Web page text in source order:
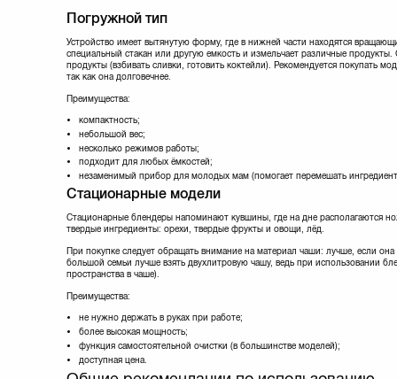
Погружной тип
Устройство имеет вытянутую форму, где в нижней части находятся
специальный стакан или другую емкость и измельчает различные
продукты (взбивать сливки, готовить коктейли). Рекомендуется покупать
так как она долговечнее.
Преимущества:
компактность;
небольшой вес;
несколько режимов работы;
подходит для любых ёмкостей;
незаменимый прибор для молодых мам (помогает перемешать
Стационарные модели
Стационарные блендеры напоминают кувшины, где на дне располагаются
твердые ингредиенты: орехи, твердые фрукты и овощи, лёд.
При покупке следует обращать внимание на материал чаши: лучше, если
большой семьи лучше взять двухлитровую чашу, ведь при использовании
пространства в чаше).
Преимущества:
не нужно держать в руках при работе;
более высокая мощность;
функция самостоятельной очистки (в большинстве моделей);
доступная цена.